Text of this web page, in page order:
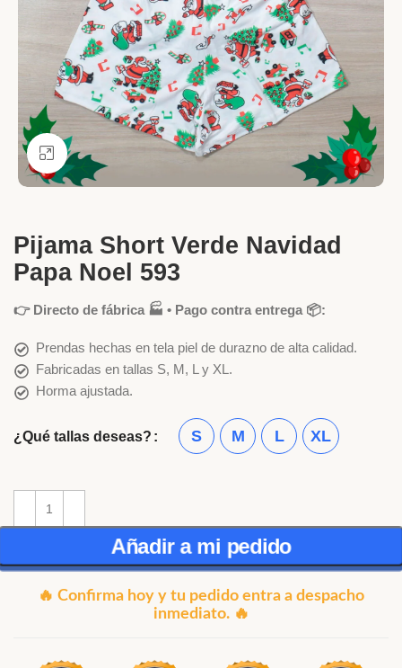
Ver más grande
Pijama Short Verde Navidad
Papa Noel 593
👉 Directo de fábrica 🏭 • Pago contra entrega 📦:
Prendas hechas en tela piel de durazno de alta calidad.
Fabricadas en tallas S, M, L y XL.
Horma ajustada.
¿Qué tallas deseas? S M L XL
Añadir a mi pedido
🔥 Confirma hoy y tu pedido entra a despacho
inmediato. 🔥